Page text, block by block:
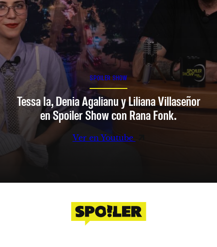
SPOILER SHOW
Tessa Ia, Denia Agalianu y Liliana Villaseñor
en Spoiler Show con Rana Fonk.
Ver en Youtube